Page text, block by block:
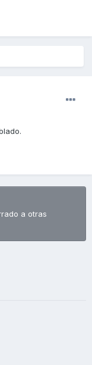
a otras